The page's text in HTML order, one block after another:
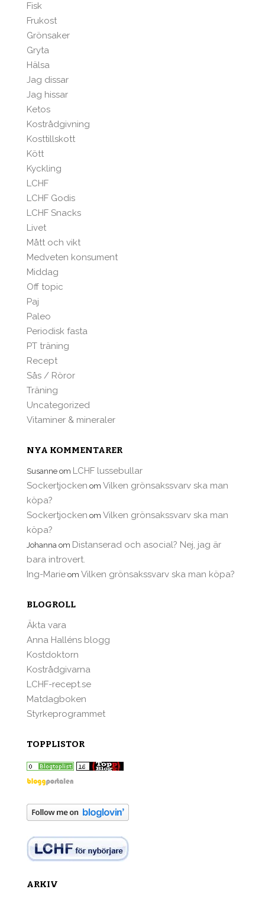
Fisk
Frukost
Grönsaker
Gryta
Hälsa
Jag dissar
Jag hissar
Ketos
Kostrådgivning
Kosttillskott
Kött
Kyckling
LCHF
LCHF Godis
LCHF Snacks
Livet
Mått och vikt
Medveten konsument
Middag
Off topic
Paj
Paleo
Periodisk fasta
PT träning
Recept
Sås / Röror
Träning
Uncategorized
Vitaminer & mineraler
NYA KOMMENTARER
Susanne om LCHF lussebullar
Sockertjocken om Vilken grönsakssvarv ska man
köpa?
Sockertjocken om Vilken grönsakssvarv ska man
köpa?
Johanna om Distanserad och asocial? Nej, jag är
bara introvert.
Ing-Marie om Vilken grönsakssvarv ska man köpa?
BLOGROLL
Äkta vara
Anna Halléns blogg
Kostdoktorn
Kostrådgivarna
LCHF-recept.se
Matdagboken
Styrkeprogrammet
TOPPLISTOR
ARKIV